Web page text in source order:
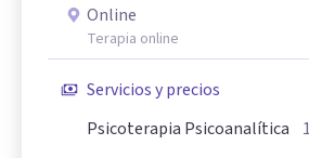
Online
Terapia online
Servicios y precios
Psicoterapia Psicoanalítica